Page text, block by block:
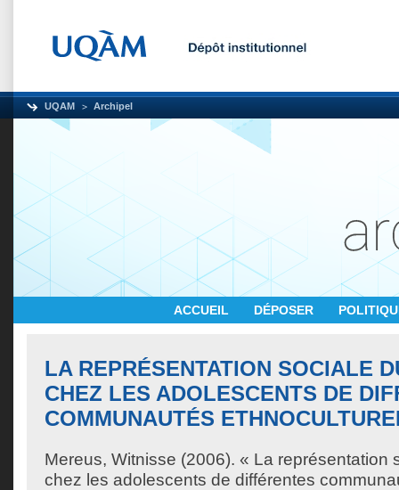
UQAM Archipel
ACCUEIL DÉPOSER
LA REPRÉSENTATION SOCIALE
CHEZ LES ADOLESCENTS DE
COMMUNAUTÉS
Mereus, Witnisse (2006). « La représentation
chez les adolescents de différentes